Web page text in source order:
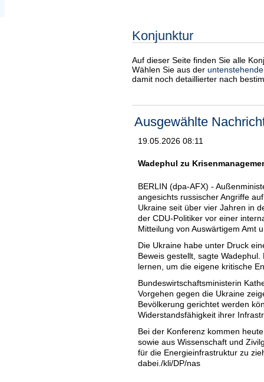
Konjunktur
Auf dieser Seite finden Sie alle
Wählen Sie aus der
damit noch detaillierter nach
Ausgewählte
19.05.2026 08:11
Wadephul zu
BERLIN (dpa-AFX) -
angesichts russischer Angriffe
Ukraine seit über vier Jahren in
der CDU-Politiker vor einer
Mitteilung von Auswärtigem Amt
Die Ukraine habe unter Druck
Beweis gestellt, sagte
lernen, um die eigene kritische
Bundeswirtschaftsministerin
Vorgehen gegen die Ukraine
Bevölkerung gerichtet werden
Widerstandsfähigkeit ihrer
Bei der Konferenz kommen
sowie aus Wissenschaft und
für die Energieinfrastruktur zu
dabei./kli/DP/nas